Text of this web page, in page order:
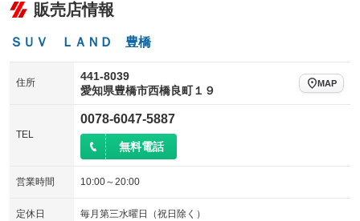
販売店情報
ＳＵＶ ＬＡＮＤ 豊橋
住所
441-8039
愛知県豊橋市西橋良町１９
MAP
TEL
0078-6047-5887
無料電話
営業時間 10:00～20:00
定休日 毎月第三水曜日（祝日除く）